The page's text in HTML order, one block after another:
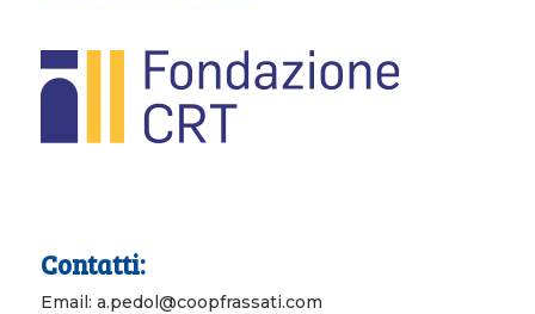
Contatti:
Email: a.pedol@coopfrassati.com